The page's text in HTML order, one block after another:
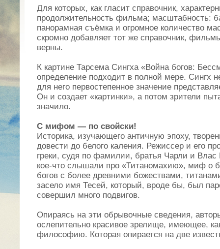
Для которых, как гласит справочник,
продолжительность фильма; масштабность:
панорамная съёмка и огромное количество
скромно добавляет тот же справочник,
верны.
К картине Тарсема Сингха «Война богов:
определение подходит в полной мере. Сингх
для него первостепенное значение
Он и создает «картинки», а потом зрители
значило.
С мифом — по свойски!
Историка, изучающего античную эпоху,
довести до белого каления. Режиссер и его
греки, судя по фамилии, братья Чарли и
кое-что слышали про «Титаномахию», миф о
богов с более древними божествами,
засело имя Тесей, который, вроде бы, был
совершил много подвигов.
Опираясь на эти обрывочные сведения,
ослепительно красивое зрелище, имеющее,
философию. Которая опирается на две